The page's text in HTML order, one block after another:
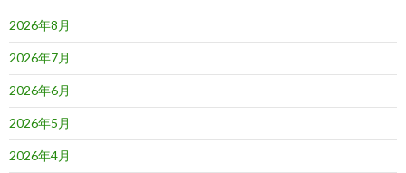
2026年8月
2026年7月
2026年6月
2026年5月
2026年4月